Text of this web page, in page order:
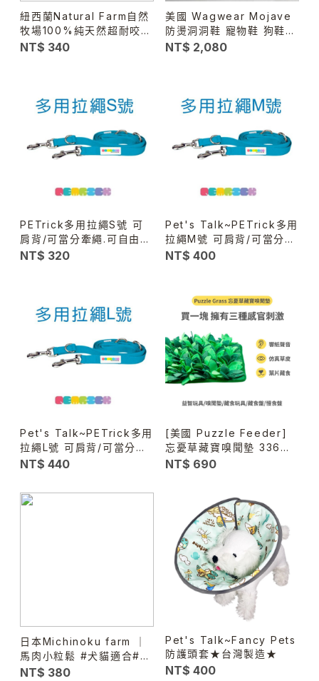
紐西蘭Natural Farm自然
牧場100%純天然超耐咬牛
腱棒-加長版 #天然潔牙骨
NT$ 340
美國 Wagwear Mojave
防燙洞洞鞋 寵物鞋 狗鞋子
透氣防滑 不掉鞋 散步鞋
NT$ 2,080
PETrick多用拉繩S號 可
肩背/可當分牽繩.可自由變
化長短
NT$ 320
Pet's Talk~PETrick多用
拉繩M號 可肩背/可當分牽
繩.可自由變化長短
NT$ 400
Pet's Talk~PETrick多用
拉繩L號 可肩背/可當分牽
繩.可自由變化長短
NT$ 440
[美國 Puzzle Feeder]
忘憂草藏寶嗅聞墊 336片
葉子 Puzzle Grass -犬
NT$ 690
日本Michinoku farm ｜
馬肉小粒鬆 #犬貓適合#幼
犬老犬
NT$ 380
Pet's Talk~Fancy Pets
防護頭套★台灣製造★
NT$ 400